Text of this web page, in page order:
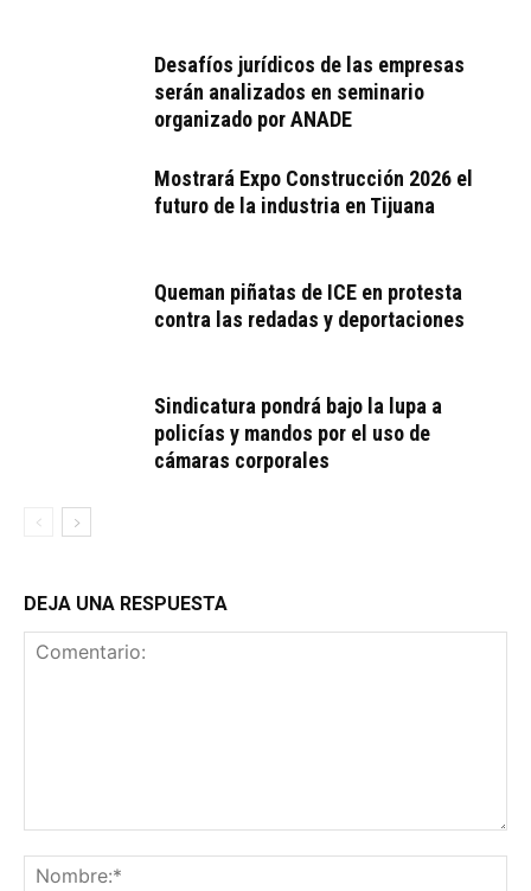
Desafíos jurídicos de las empresas
serán analizados en seminario
organizado por ANADE
Mostrará Expo Construcción 2026 el
futuro de la industria en Tijuana
Queman piñatas de ICE en protesta
contra las redadas y deportaciones
Sindicatura pondrá bajo la lupa a
policías y mandos por el uso de
cámaras corporales
DEJA UNA RESPUESTA